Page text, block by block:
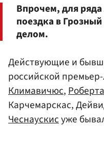
Впрочем, для
поездка в
делом.
Действующие и
российской
Климавичюс,
Карчемарскас,
Чеснаускисуже